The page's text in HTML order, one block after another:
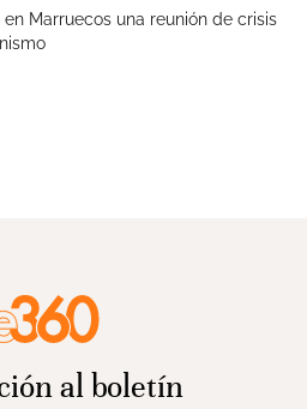
en Marruecos una reunión de crisis
al boletín